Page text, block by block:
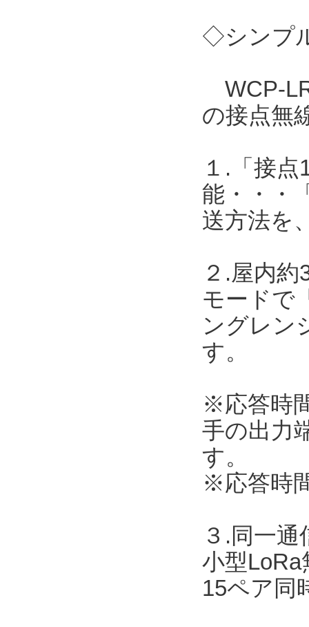
◇シンプ
WCP-
の接点無
１.「接
能・・・
送方法を
２.屋内
モードで
ングレン
す。
※応答時
手の出力
す。
※応答時
３.同一
小型
15ペア同